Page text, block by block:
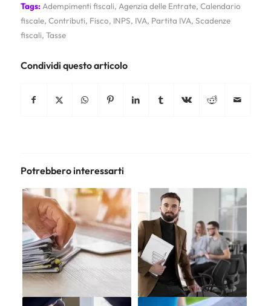
Tags:Adempimenti fiscali, Agenzia delle Entrate, Calendario
fiscale, Contributi, Fisco, INPS, IVA, Partita IVA, Scadenze
fiscali, Tasse
Condividi questo articolo
Potrebbero interessarti